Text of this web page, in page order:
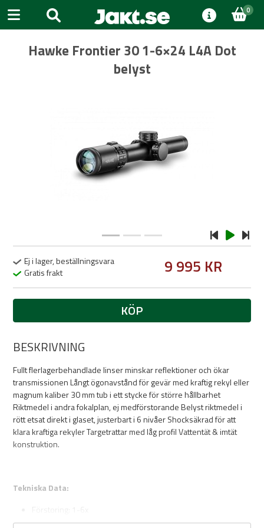
0
Hawke Frontier 30 1-6×24 L4A Dot
belyst
Ej i lager, beställningsvara
Gratis frakt
9 995 KR
KÖP
BESKRIVNING
Fullt flerlagerbehandlade linser minskar reflektioner och ökar
transmissionen Långt ögonavstånd för gevär med kraftig rekyl eller
magnum kaliber 30 mm tub i ett stycke för större hållbarhet
Riktmedel i andra fokalplan, ej medförstorande Belyst riktmedel i
rött etsat direkt i glaset, justerbart i 6 nivåer Shocksäkrad för att
klara kraftiga rekyler Targetrattar med låg profil Vattentät & imtät
konstruktion.
Tekniska Data:
Objektivdiameter: 24 mm